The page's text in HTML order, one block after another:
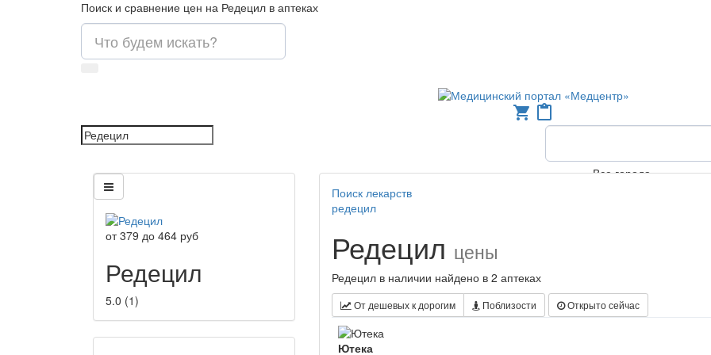
Поиск и сравнение цен на Редецил в аптеках
shopping_cart content_paste
Все города
от379 до 464 руб
Редецил
5.0 (1)
Поиск лекарств
редецил
Редецил цены
Редецил в наличии найдено в 2 аптеках
От дешевых к дорогим Поблизости Открыто сейчас
Ютека